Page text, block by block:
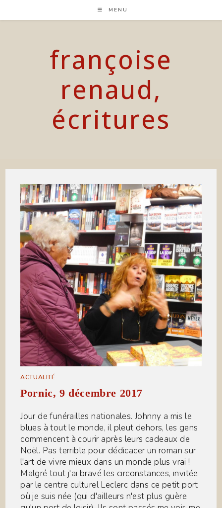
content
MENU
françoise
renaud,
écritures
ACTUALITÉ
Pornic, 9 décembre 2017
Jour de funérailles nationales. Johnny a mis le
blues à tout le monde, il pleut dehors, les gens
commencent à courir après leurs cadeaux de
Noël. Pas terrible pour dédicacer un roman sur
l'art de vivre mieux dans un monde plus vrai !
Malgré tout j'ai bravé les circonstances, invitée
par le centre culturel Leclerc dans ce petit port
où je suis née (qui d'ailleurs n'est plus guère